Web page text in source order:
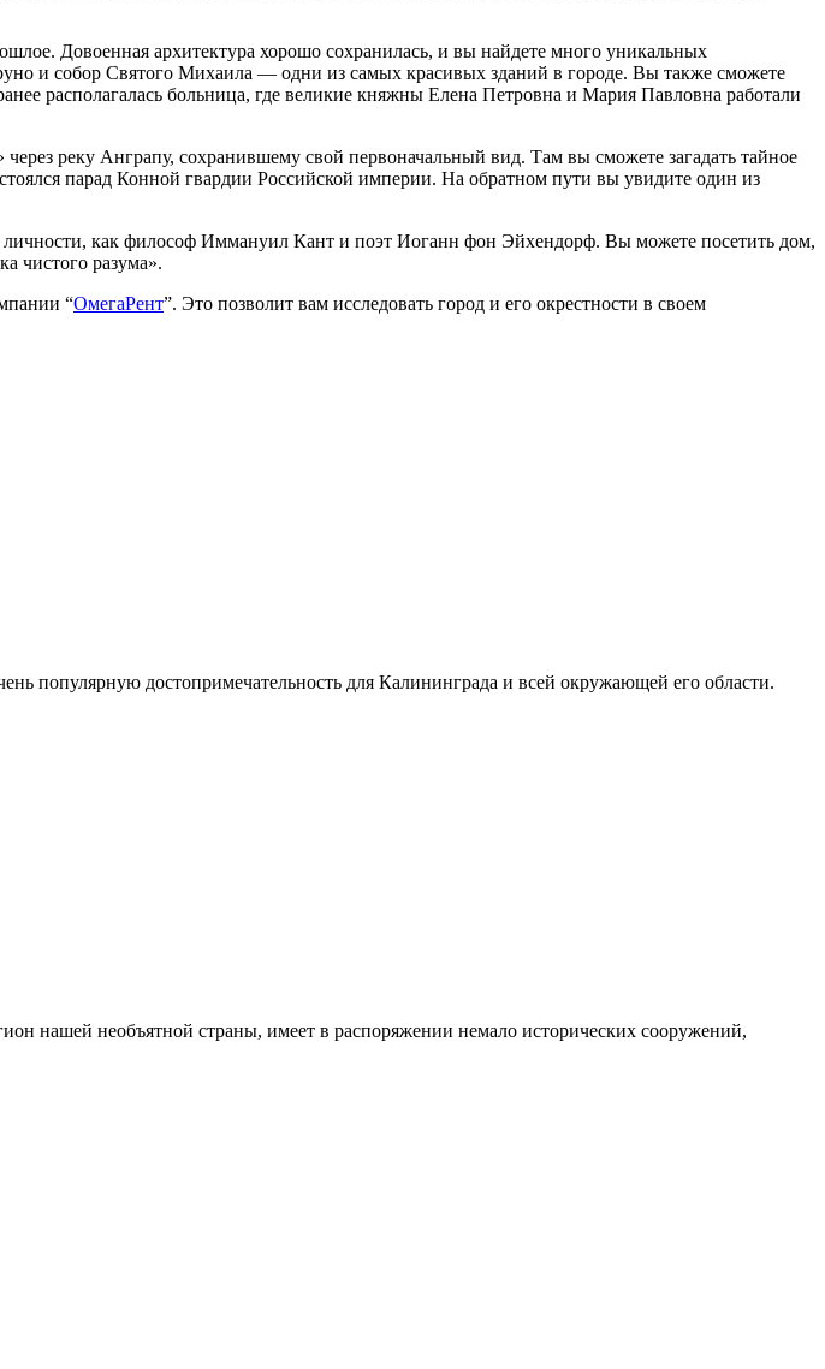
Довоенная архитектура хорошо сохранилась, и вы найдете много уникальных
и собор Святого Михаила — одни из самых красивых зданий в городе. Вы также сможете
располагалась больница, где великие княжны Елена Петровна и Мария Павловна работали
реку Анграпу, сохранившему свой первоначальный вид. Там вы сможете загадать тайное
парад Конной гвардии Российской империи. На обратном пути вы увидите один из
как философ Иммануил Кант и поэт Иоганн фон Эйхендорф. Вы можете посетить дом,
чистого разума».
“ОмегаРент”. Это позволит вам исследовать город и его окрестности в своем
популярную достопримечательность для Калининграда и всей окружающей его области.
нашей необъятной страны, имеет в распоряжении немало исторических сооружений,